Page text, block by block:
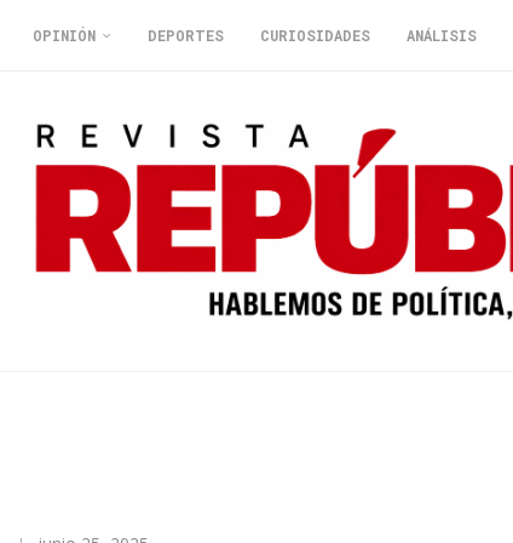
OPINIÓN DEPORTES CURIOSIDADES ANÁLISIS